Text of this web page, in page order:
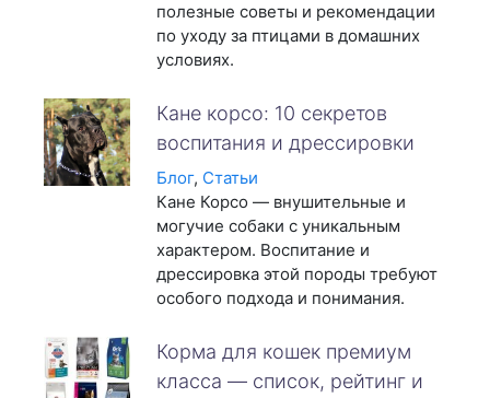
полезные советы и рекомендации
по уходу за птицами в домашних
условиях.
Кане корсо: 10 секретов
воспитания и дрессировки
Блог, Статьи
Кане Корсо — внушительные и
могучие собаки с уникальным
характером. Воспитание и
дрессировка этой породы требуют
особого подхода и понимания.
Корма для кошек премиум
класса — список, рейтинг и